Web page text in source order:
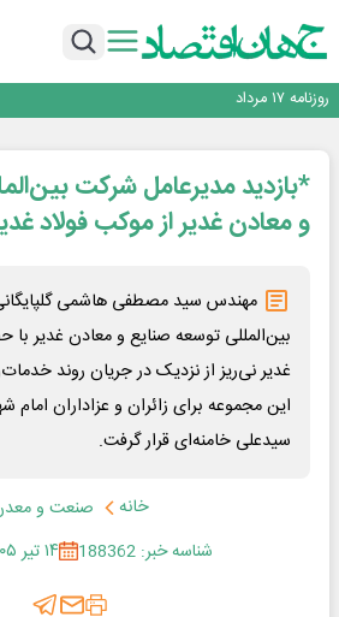
رانندگان انگلیسی به سرقت سوخت روی آوردند!
روزنامه ۱۷ مرداد
چرا بدون ثبات ارزی، صنایع بزرگ ایران در بن‌بست
رانندگان انگلیسی به سرقت سوخت روی آوردند!
روزنامه ۱۷ مرداد
*بازدید مدیرعامل شرکت
و معادن غدیر از موکب فولاد
مهندس سید مصطفی هاشمی
بین‌المللی توسعه صنایع و معادن غدیر با
غدیر نی‌ریز از نزدیک در جریان روند
این مجموعه برای زائران و عزاداران
سیدعلی خامنه‌ای قرار گرفت.
خانه
صنعت و
شناسه خبر: 188362
۱۴ تیر ۱۴۰۵